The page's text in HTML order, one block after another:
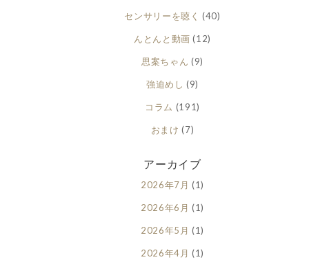
センサリーを聴く (40)
んとんと動画 (12)
思案ちゃん (9)
強迫めし (9)
コラム (191)
おまけ (7)
アーカイブ
2026年7月 (1)
2026年6月 (1)
2026年5月 (1)
2026年4月 (1)